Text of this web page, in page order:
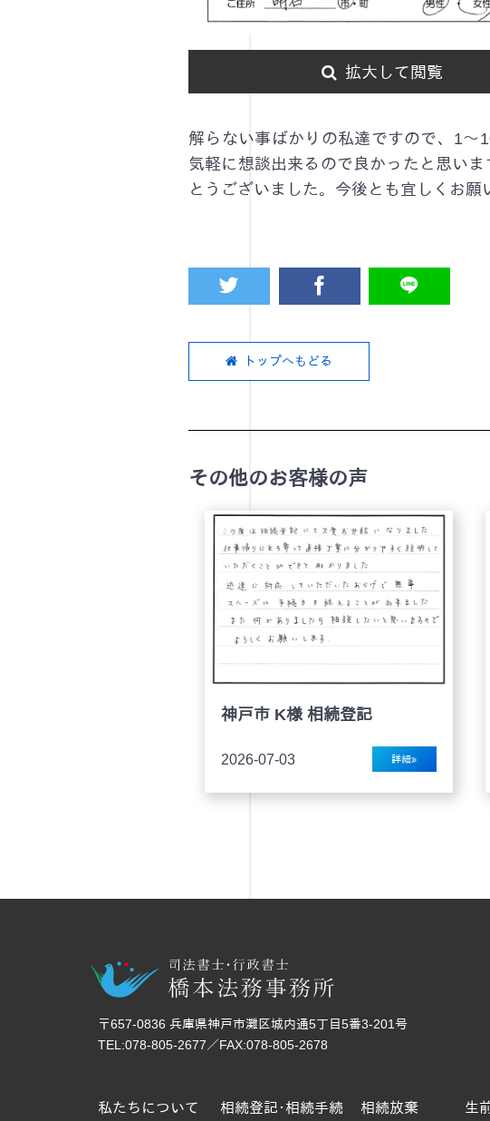
拡大して閲覧
解らない事ばかりの私達ですので、1～
気軽に想談出来るので良かったと思い
とうございました。今後とも宜しくお
トップへもどる
その他のお客様の声
神戸市 K様 相続登記
2026-07-03 詳細
〒657-0836 兵庫県神戸市灘区城内通5丁目5番3-201号
TEL:078-805-2677／FAX:078-805-2678
私たちについて 相続登記･相続手続 相続放棄 生